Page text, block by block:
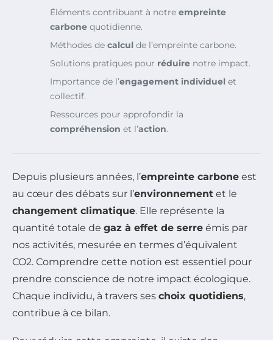
Éléments contribuant à notre empreinte
carbone quotidienne.
Méthodes de calcul de l’empreinte carbone.
Solutions pratiques pour réduire notre impact.
Importance de l’engagement individuel et
collectif.
Ressources pour approfondir la
compréhension et l’action.
Depuis plusieurs années, l’empreinte carbone est
au cœur des débats sur l’environnement et le
changement climatique. Elle représente la
quantité totale de gaz à effet de serre émis par
nos activités, mesurée en termes d’équivalent
CO2. Comprendre cette notion est essentiel pour
prendre conscience de notre impact écologique.
Chaque individu, à travers ses choix quotidiens,
contribue à ce bilan.